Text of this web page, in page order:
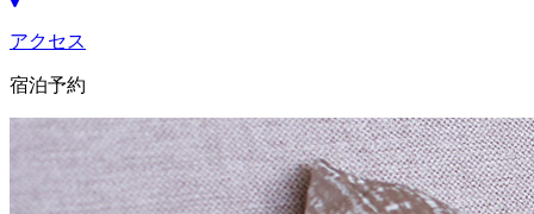
アクセス
宿泊予約